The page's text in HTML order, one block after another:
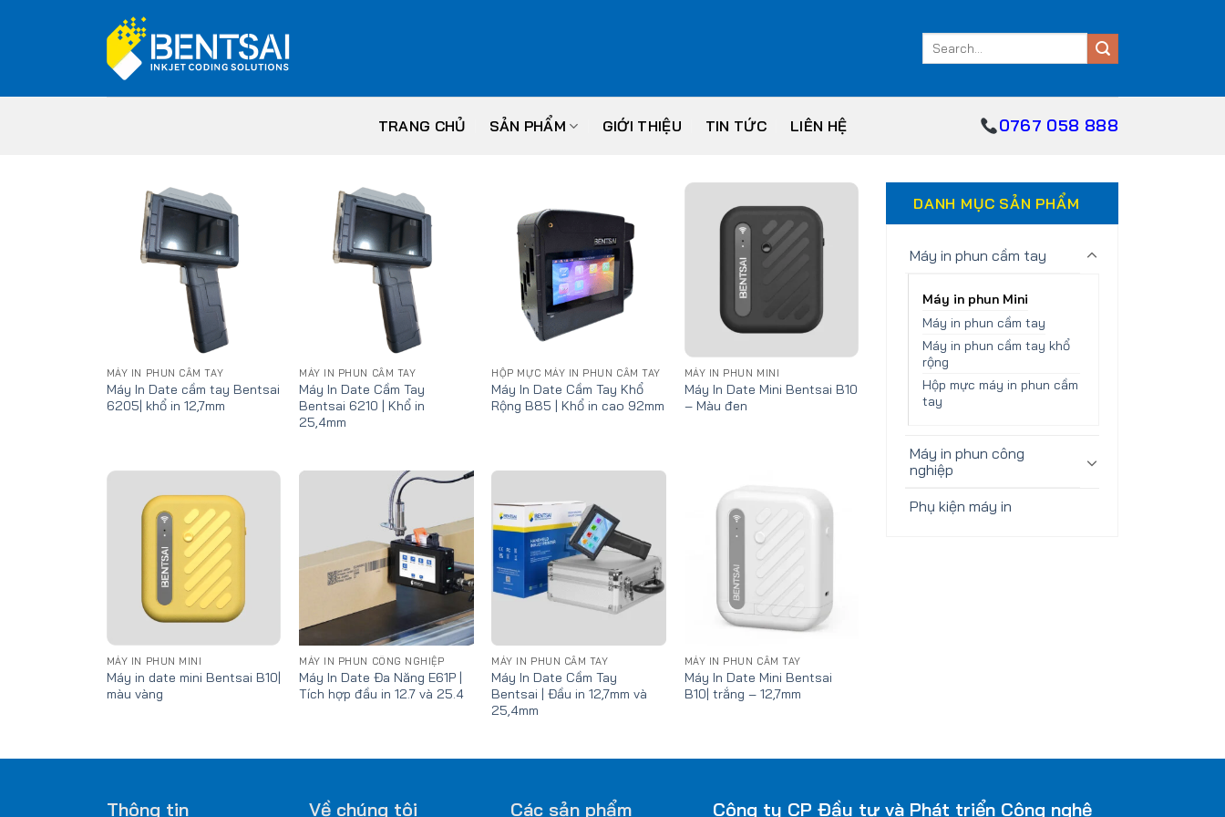
Search
TRANG CHỦ SẢN PHẨM GIỚI THIỆU TIN TỨC LIÊN HỆ 0767 058 888
wishlist
MÁY IN PHUN CẦM TAY
Máy In Date cầm tay Bentsai
6205| khổ in 12,7mm
wishlist
MÁY IN PHUN CẦM TAY
Máy In Date Cầm Tay
Bentsai 6210 | Khổ in
25,4mm
Add
to
wishlist
HỘP MỰC MÁY IN PHUN CẦM TAY
Máy In Date Cầm Tay Khổ
Rộng B85 | Khổ in cao 92mm
to
MÁY IN PHUN MINI
Máy In Date Mini Bentsai B10
– Màu đen
to
wishlist
MÁY IN PHUN MINI
Máy in date mini Bentsai B10|
màu vàng
Add
to
wishlist
MÁY IN PHUN CÔNG NGHIỆP
Máy In Date Đa Năng E61P |
Tích hợp đầu in 12.7 và 25.4
to
wishlist
MÁY IN PHUN CẦM TAY
Máy In Date Cầm Tay
Bentsai | Đầu in 12,7mm và
25,4mm
to
MÁY IN PHUN CẦM TAY
Máy In Date Mini Bentsai
B10| trắng – 12,7mm
DANH MỤC SẢN PHẨM
Máy in phun cầm tay
Máy in phun Mini
Máy in phun cầm tay
Máy in phun cầm tay khổ
rộng
Hộp mực máy in phun cầm
tay
Máy in phun công
nghiệp
Phụ kiện máy in
Thông tin Về chúng tôi Các sản phẩm Công ty CP Đầu tư và Phát triển Công nghệ